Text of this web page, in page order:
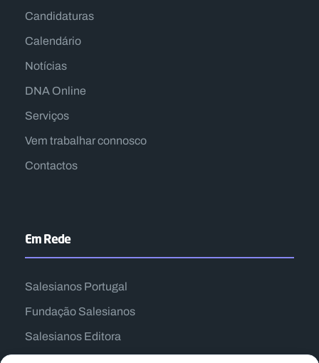
Candidaturas
Calendário
Notícias
DNA Online
Serviços
Vem trabalhar connosco
Contactos
Em Rede
Salesianos Portugal
Fundação Salesianos
Salesianos Editora